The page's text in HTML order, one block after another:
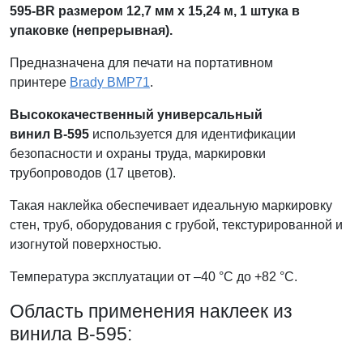
595-BR размером 12,7 мм x 15,24 м, 1 штука в
упаковке (непрерывная).
Предназначена для печати на портативном
принтере Brady BMP71.
Высококачественный универсальный
винил В-595 используется для идентификации
безопасности и охраны труда, маркировки
трубопроводов (17 цветов).
Такая наклейка обеспечивает идеальную маркировку
стен, труб, оборудования с грубой, текстурированной и
изогнутой поверхностью.
Температура эксплуатации от –40 °C до +82 °С.
Область применения наклеек из
винила В-595: